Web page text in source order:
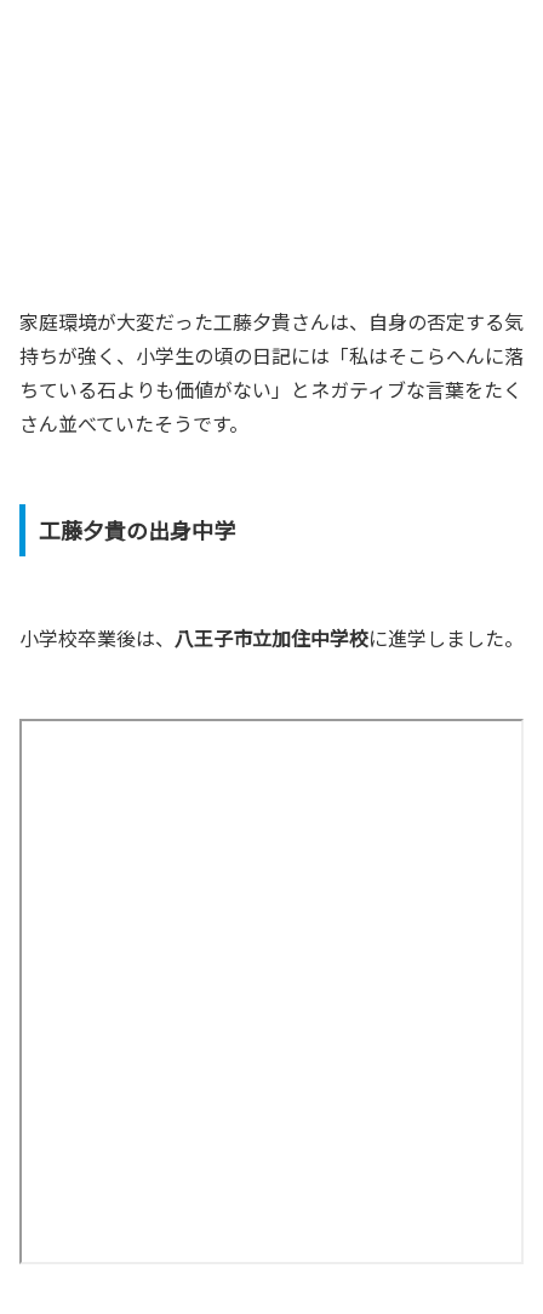
家庭環境が大変だった工藤夕貴さんは、自身の否定する気
持ちが強く、小学生の頃の日記には「私はそこらへんに落
ちている石よりも価値がない」とネガティブな言葉をたく
さん並べていたそうです。
工藤夕貴の出身中学
小学校卒業後は、 八王子市立加住中学校に進学しました。